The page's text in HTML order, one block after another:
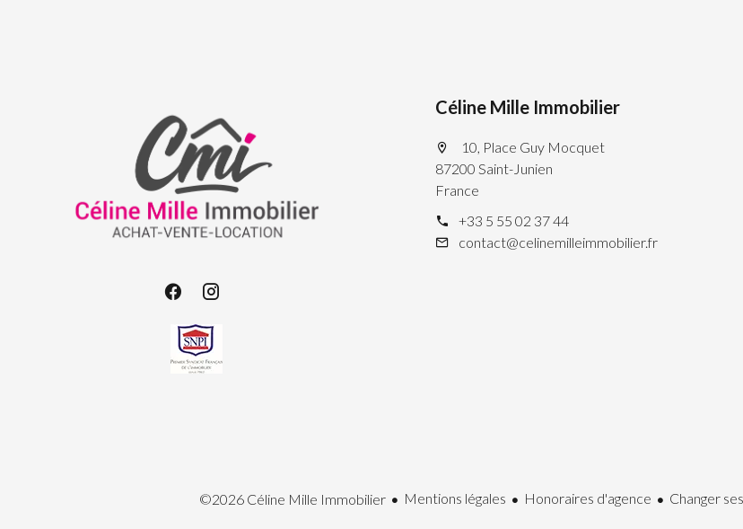
Céline Mille Immobilier
10, Place Guy Mocquet
87200 Saint-Junien
France
+33 5 55 02 37 44
contact@celinemilleimmobilier.fr
©2026 Céline Mille Immobilier Mentions légales Honoraires d'agence Changer